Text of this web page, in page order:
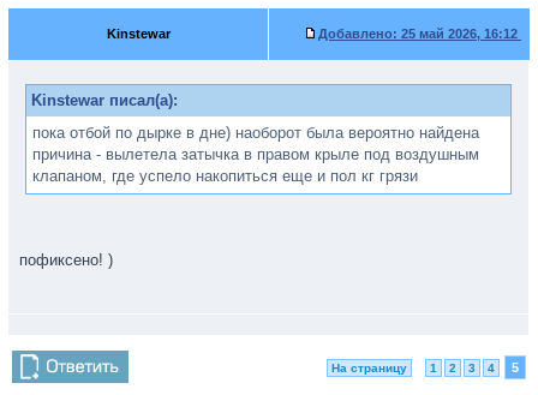
Kinstewar Добавлено: 25 май 2026, 16:12
Kinstewar писал(а):
пока отбой по дырке в дне) наоборот была вероятно найдена
причина - вылетела затычка в правом крыле под воздушным
клапаном, где успело накопиться еще и пол кг грязи
пофиксено! )
На страницу 1 2 3 4 5